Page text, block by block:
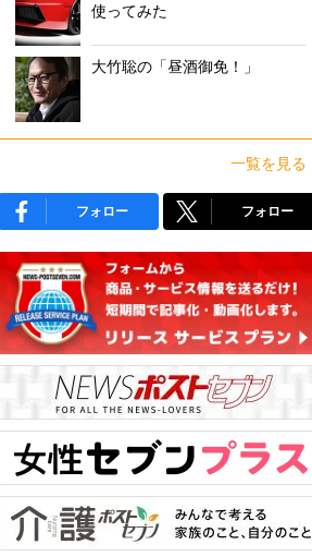
使ってみた
大竹聡の「昼酒御免！」
一覧を見る
フォロー フォロー